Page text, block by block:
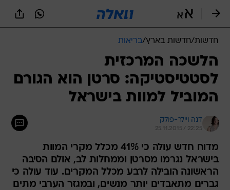
חדשות/חדשות בארץ/בריאות
הלשכה המרכזית
לסטטיסטיקה: סרטן הוא הגורם
המוביל למוות בישראל
דנה ויילר-פולק
25.11.2015 / 22:25
מדוח חדש עולה כי 41% מכלל מקרי המוות
בישראל נגרמו מסרטן וממחלות לב, אולם הסיבה
הראשונה הובילה לרבע מכלל המקרים. עוד עולה כי
גברים מתאבדים יותר מנשים, ובמגזר הערבי מתים